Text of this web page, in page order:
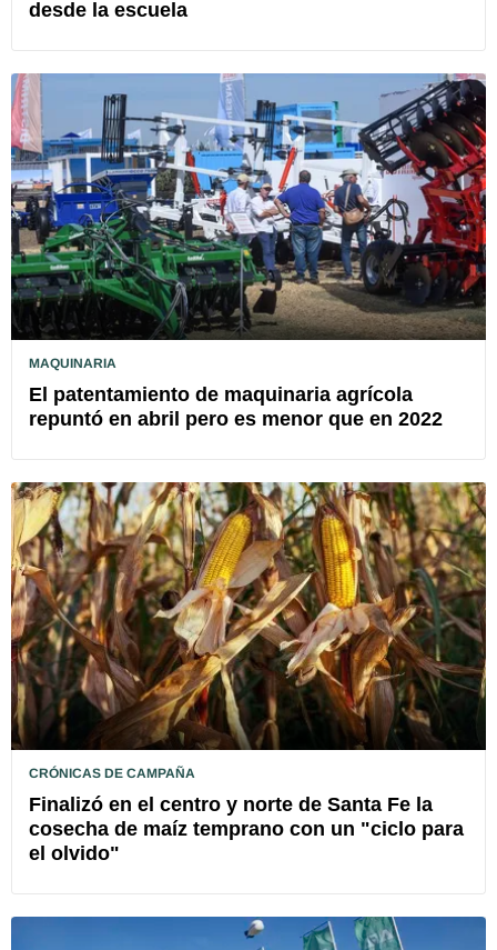
desde la escuela
MAQUINARIA
El patentamiento de maquinaria agrícola
repuntó en abril pero es menor que en 2022
CRÓNICAS DE CAMPAÑA
Finalizó en el centro y norte de Santa Fe la
cosecha de maíz temprano con un "ciclo para
el olvido"